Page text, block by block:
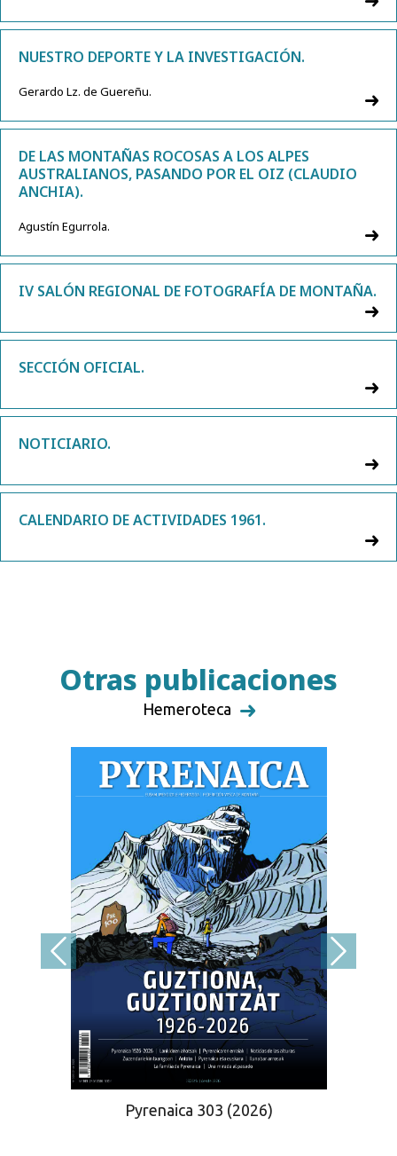
NUESTRO DEPORTE Y LA INVESTIGACIÓN.
Gerardo Lz. de Guereñu.
DE LAS MONTAÑAS ROCOSAS A LOS ALPES
AUSTRALIANOS, PASANDO POR EL OIZ (CLAUDIO
ANCHIA).
Agustín Egurrola.
IV SALÓN REGIONAL DE FOTOGRAFÍA DE MONTAÑA.
SECCIÓN OFICIAL.
NOTICIARIO.
CALENDARIO DE ACTIVIDADES 1961.
Otras publicaciones
Hemeroteca
Pyrenaica 303 (2026)